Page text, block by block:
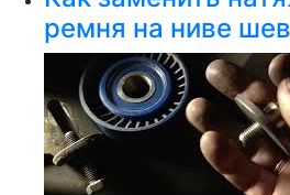
ремня на ниве